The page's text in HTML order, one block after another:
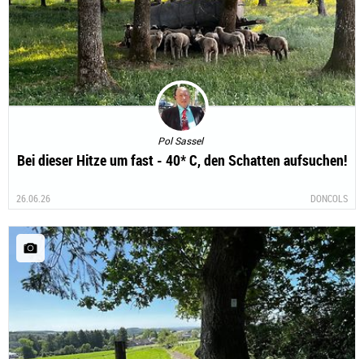
Pol Sassel
Bei dieser Hitze um fast - 40* C, den Schatten aufsuchen!
26.06.26 DONCOLS